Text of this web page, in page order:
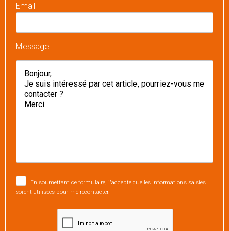
Email
Message
En soumettant ce formulaire, j'accepte que les informations saisies
soient utilisées pour me recontacter.